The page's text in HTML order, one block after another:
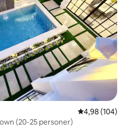
4,98 ud af 5 i
4,98 (104)
(20-25 personer)